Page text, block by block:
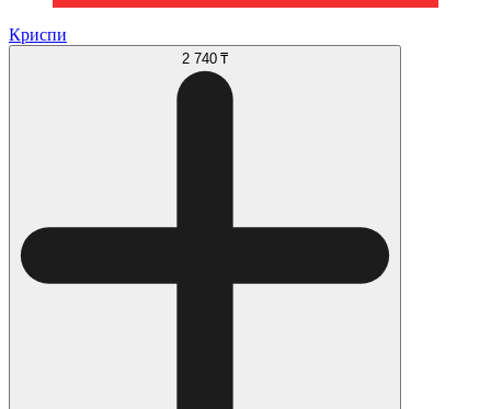
Криспи
2 740 ₸